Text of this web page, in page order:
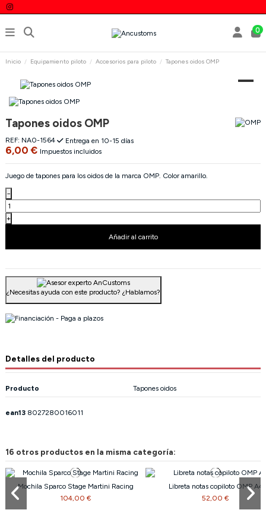
0
Inicio Equipamiento piloto Accesorios para piloto Tapones oidos OMP
Tapones oidos OMP
REF: NA0-1564 Entrega en 10-15 días
6,00 € Impuestos incluidos
Juego de tapones para los oidos de la marca OMP. Color amarillo.
−
+
Añadir al carrito
¿Necesitas ayuda con este producto? ¿Hablamos?
Detalles del producto
Producto Tapones oidos
ean13 8027280016011
16 otros productos en la misma categoría:
Mochila Sparco Stage Martini Racing
104,00 €
Libreta notas copiloto OMP A4
52,00 €